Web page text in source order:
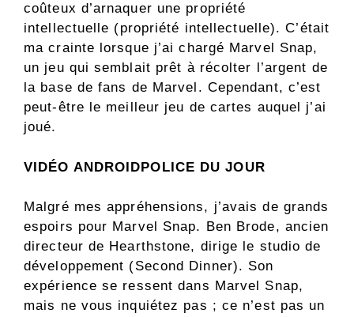
coûteux d’arnaquer une propriété
intellectuelle (propriété intellectuelle). C’était
ma crainte lorsque j’ai chargé Marvel Snap,
un jeu qui semblait prêt à récolter l’argent de
la base de fans de Marvel. Cependant, c’est
peut-être le meilleur jeu de cartes auquel j’ai
joué.
VIDÉO ANDROIDPOLICE DU JOUR
Malgré mes appréhensions, j’avais de grands
espoirs pour Marvel Snap. Ben Brode, ancien
directeur de Hearthstone, dirige le studio de
développement (Second Dinner). Son
expérience se ressent dans Marvel Snap,
mais ne vous inquiétez pas ; ce n’est pas un